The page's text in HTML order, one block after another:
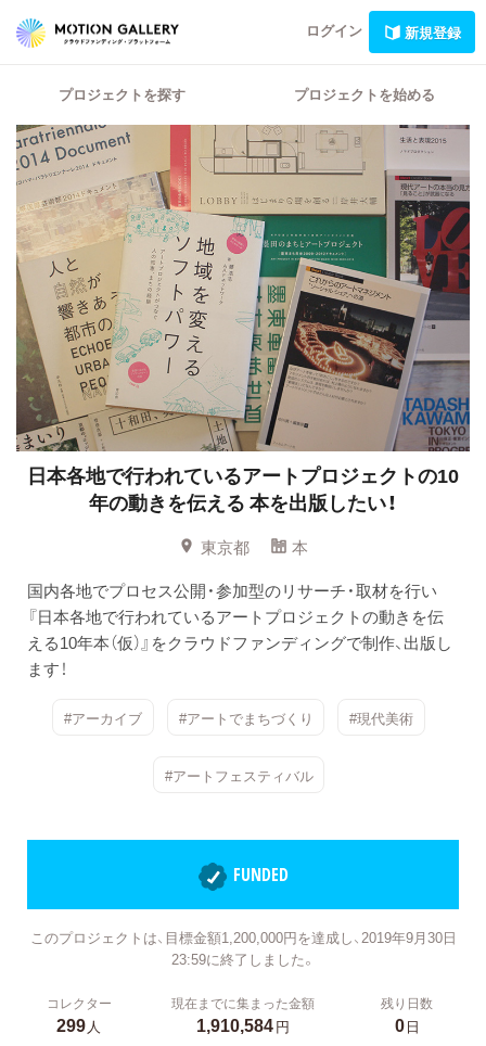
ログイン 新規登録
プロジェクトを探す プロジェクトを始める
日本各地で行われているアートプロジェクトの10
年の動きを伝える本を出版したい！
東京都
本
国内各地でプロセス公開・参加型のリサーチ・取材を行い
『日本各地で行われているアートプロジェクトの動きを伝
える10年本（仮）』をクラウドファンディングで制作、出版し
ます！
#アーカイブ #アートでまちづくり #現代美術
#アートフェスティバル
FUNDED
このプロジェクトは、目標金額1,200,000円を達成し、2019年9月30日
23:59に終了しました。
コレクター
299人
現在までに集まった金額
1,910,584円
残り日数
0日